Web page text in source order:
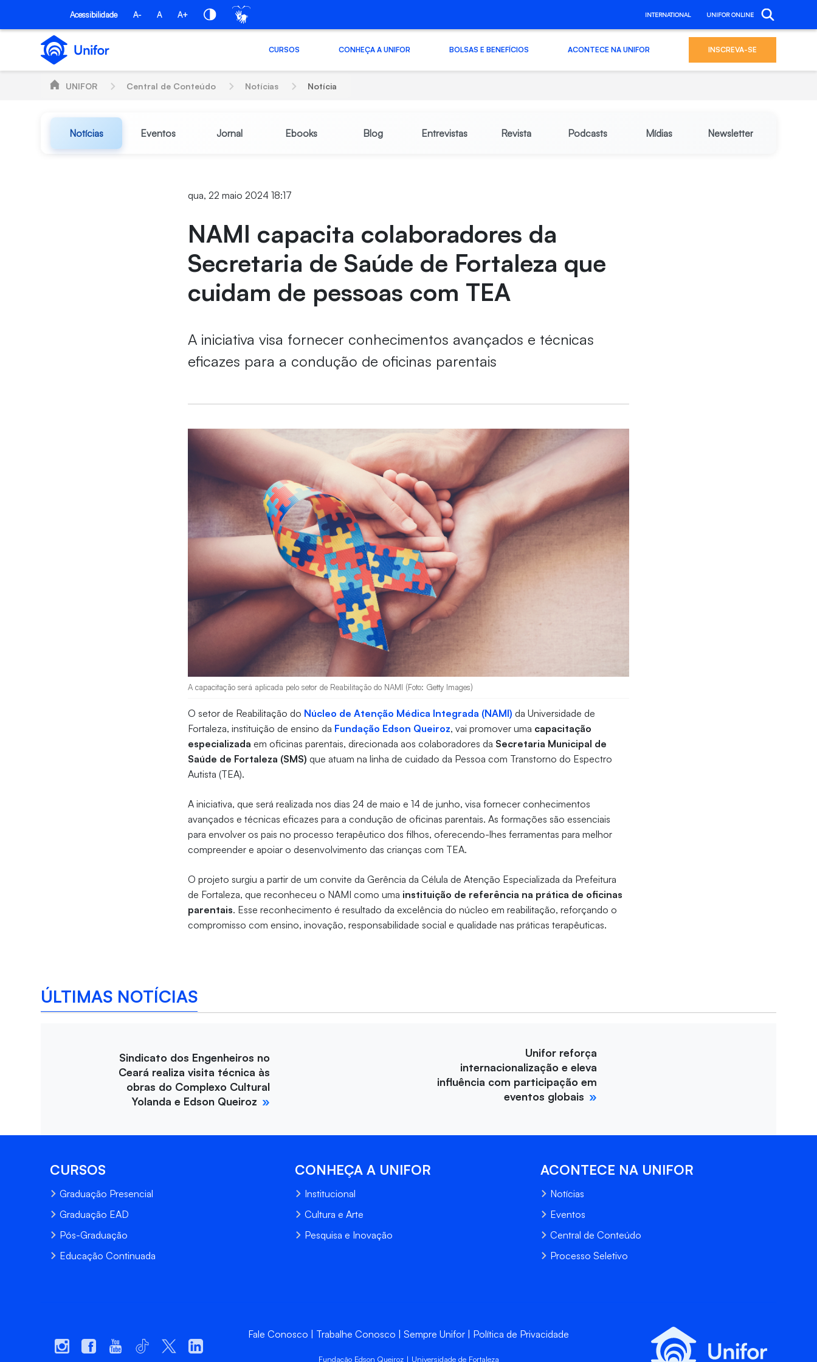
Pular para o Conteúdo principal
Acessibilidade A- A A+ INTERNATIONAL UNIFOR ONLINE
CURSOS CONHEÇA A UNIFOR BOLSAS E BENEFÍCIOS ACONTECE NA UNIFOR INSCREVA-SE
UNIFOR Central de Conteúdo Notícias Notícia
Notícias Eventos Jornal Ebooks Blog Entrevistas Revista Podcasts Mídias Newsletter
qua, 22 maio 2024 18:17
NAMI capacita colaboradores da
Secretaria de Saúde de Fortaleza que
cuidam de pessoas com TEA
A iniciativa visa fornecer conhecimentos avançados e técnicas
eficazes para a condução de oficinas parentais
A capacitação será aplicada pelo setor de Reabilitação do NAMI (Foto: Getty Images)
O setor de Reabilitação do Núcleo de Atenção Médica Integrada (NAMI) da Universidade de
Fortaleza, instituição de ensino da Fundação Edson Queiroz, vai promover uma capacitação
especializada em oficinas parentais, direcionada aos colaboradores da Secretaria Municipal de
Saúde de Fortaleza (SMS) que atuam na linha de cuidado da Pessoa com Transtorno do Espectro
Autista (TEA).
A iniciativa, que será realizada nos dias 24 de maio e 14 de junho, visa fornecer conhecimentos
avançados e técnicas eficazes para a condução de oficinas parentais. As formações são essenciais
para envolver os pais no processo terapêutico dos filhos, oferecendo-lhes ferramentas para melhor
compreender e apoiar o desenvolvimento das crianças com TEA.
O projeto surgiu a partir de um convite da Gerência da Célula de Atenção Especializada da Prefeitura
de Fortaleza, que reconheceu o NAMI como uma instituição de referência na prática de oficinas
parentais. Esse reconhecimento é resultado da excelência do núcleo em reabilitação, reforçando o
compromisso com ensino, inovação, responsabilidade social e qualidade nas práticas terapêuticas.
ÚLTIMAS NOTÍCIAS
Sindicato dos Engenheiros no
Ceará realiza visita técnica às
obras do Complexo Cultural
Yolanda e Edson Queiroz
Unifor reforça
internacionalização e eleva
influência com participação em
eventos globais
CURSOS
Graduação Presencial
Graduação EAD
Pós-Graduação
Educação Continuada
CONHEÇA A UNIFOR
Institucional
Cultura e Arte
Pesquisa e Inovação
ACONTECE NA UNIFOR
Notícias
Eventos
Central de Conteúdo
Processo Seletivo
Fale Conosco Trabalhe Conosco Sempre Unifor Política de Privacidade
Fundação Edson Queiroz | Universidade de Fortaleza